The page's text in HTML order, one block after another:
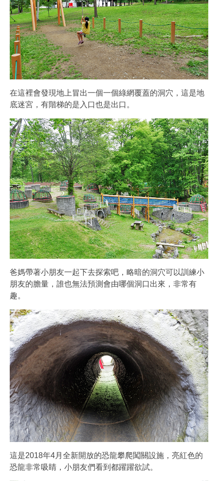
在這裡會發現地上冒出一個一個綠網覆蓋的洞穴，這是地
底迷宮，有階梯的是入口也是出口。
爸媽帶著小朋友一起下去探索吧，略暗的洞穴可以訓練小
朋友的膽量，誰也無法預測會由哪個洞口出來，非常有
趣。
這是2018年4月全新開放的恐龍攀爬闖關設施，亮紅色的
恐龍非常吸睛，小朋友們看到都躍躍欲試。